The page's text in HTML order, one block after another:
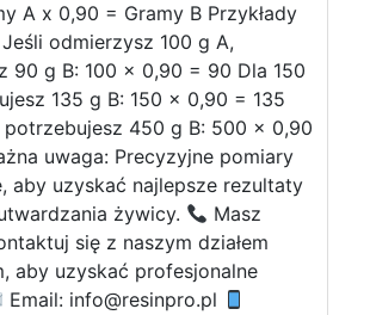
A x 0,90 = Gramy B Przykłady
odmierzysz 100 g A,
90 g B: 100 x 0,90 = 90 Dla 150
135 g B: 150 x 0,90 = 135
450 g B: 500 x 0,90
uwaga: Precyzyjne pomiary
aby uzyskać najlepsze rezultaty
żywicy.
Masz
się z naszym działem
aby uzyskać profesjonalne
Email: info@resinpro.pl